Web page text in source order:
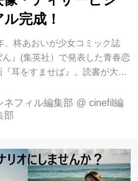
ホー...完成！
、柊あおいが少女コミック誌
ん』(集英社）で発表した青春恋
『耳をすませば』。読書が大好
く）が、夢に向かって生きる男
天沢聖司（あまさわせいじ）に
ジブリがアニメ映画化し、大ヒ
記録。その後地上波でも度々放
ネフィル編集部 @ cinefil編
部